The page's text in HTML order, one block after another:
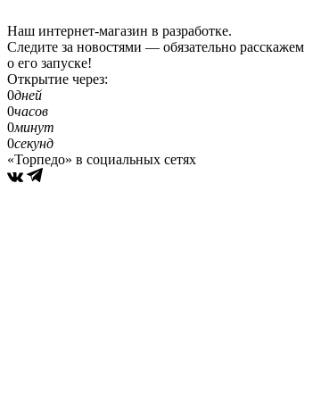
Наш интернет-магазин в разработке.
Следите за новостями — обязательно расскажем
о его запуске!
Открытие через:
0дней
0часов
0минут
0секунд
«Торпедо» в социальных сетях